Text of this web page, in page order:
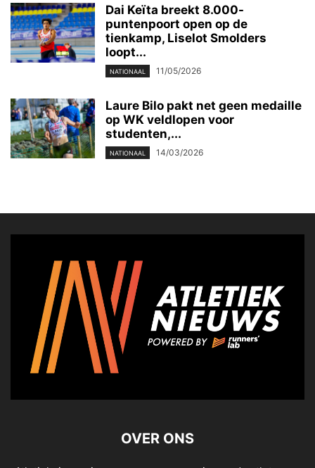
Dai Keïta breekt 8.000-
puntenpoort open op de
tienkamp, Liselot Smolders
loopt...
NATIONAAL 11/05/2026
Laure Bilo pakt net geen medaille
op WK veldlopen voor
studenten,...
NATIONAAL 14/03/2026
OVER ONS